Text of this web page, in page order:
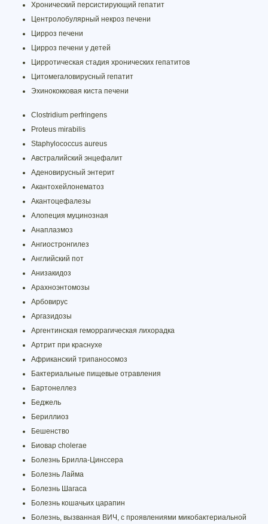
Хронический персистирующий гепатит
Центролобулярный некроз печени
Цирроз печени
Цирроз печени у детей
Цирротическая стадия хронических гепатитов
Цитомегаловирусный гепатит
Эхинококковая киста печени
Clostridium perfringens
Proteus mirabilis
Staphylococcus aureus
Австралийский энцефалит
Аденовирусный энтерит
Акантохейлонематоз
Акантоцефалезы
Алопеция муцинозная
Анаплазмоз
Ангиостронгилез
Английский пот
Анизакидоз
Арахноэнтомозы
Арбовирус
Аргазидозы
Аргентинская геморрагическая лихорадка
Артрит при краснухе
Африканский трипаносомоз
Бактериальные пищевые отравления
Бартонеллез
Беджель
Бериллиоз
Бешенство
Биовар cholerae
Болезнь Брилла-Цинссера
Болезнь Лайма
Болезнь Шагаса
Болезнь кошачьих царапин
Болезнь, вызванная ВИЧ, с проявлениями микобактериальной